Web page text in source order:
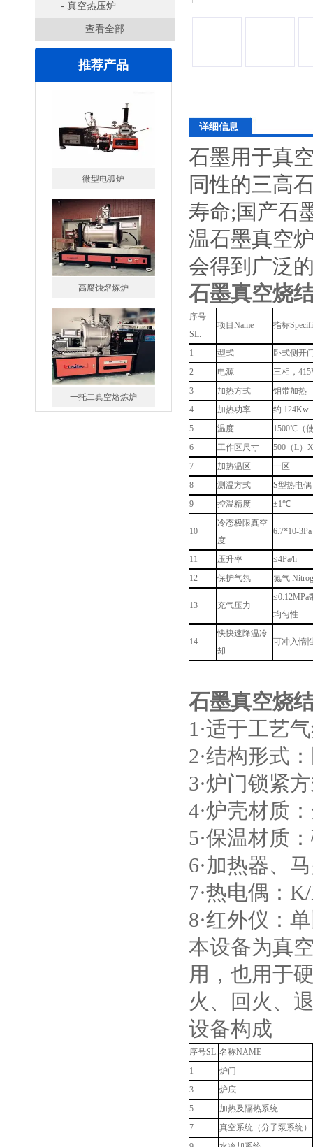
- 真空热压炉
查看全部
推荐产品
高腐蚀熔炼炉
一托二真空熔炼炉
详细信息
石墨用于真
同性的三高
寿命;国产石
温石墨真空
会得到广泛
石墨真空烧
序号
SL.
项目Name 指标
1 型式
卧式侧开
2
电源
三相，
3
加热方式
钼带加热
4
加热功率
约 124Kw
5
温度
1500℃（
6
工作区尺寸
500（L）
7
加热温区
一区
8
测温方式
S型热电偶
9
控温精度 ±1℃
10
冷态极限真空
度
6.7*10-3Pa
11 压升率
≤4Pa/h
12
保护气氛 氮气
13 充气压力
均匀性
14
快快速降温冷
却
可冲入惰
石墨真空烧
1·适于工艺
2·结构形式
3·炉门锁紧
4·炉壳材质
5·保温材质
6·加热器、
7·热电偶：
8·红外仪：
本设备为真
用，也用于
火、回火、
设备构成
序号SL. 名称NAME
1
炉门
3
炉底
5
加热及隔热系统
7
真空系统（分子泵系统）